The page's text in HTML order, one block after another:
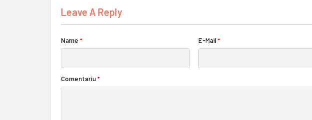
Leave A Reply
Name * E-Mail *
Comentariu*